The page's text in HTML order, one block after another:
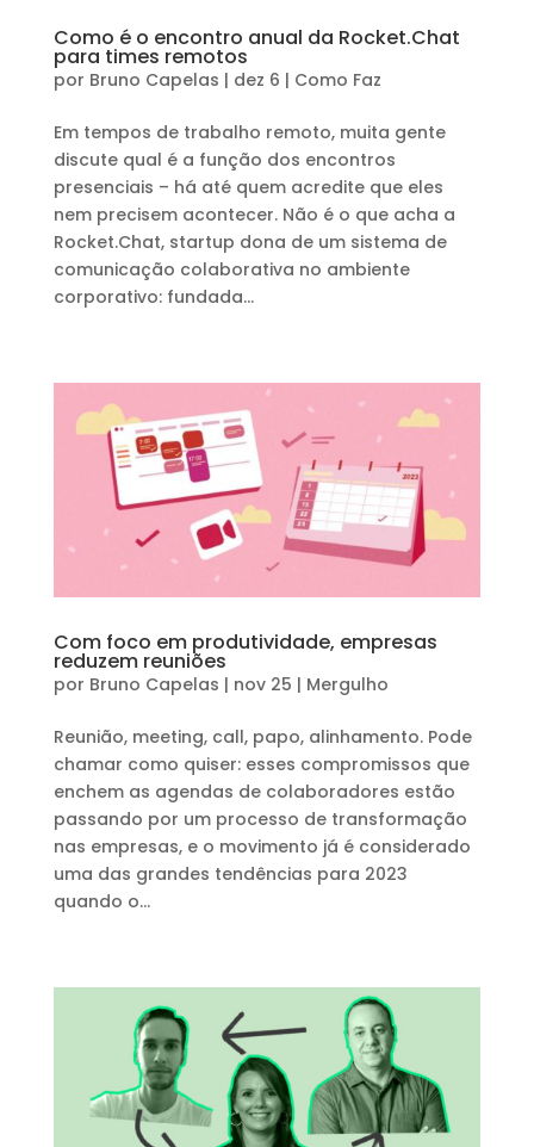
Como é o encontro anual da Rocket.Chat
para times remotos
por Bruno Capelas | dez 6 | Como Faz
Em tempos de trabalho remoto, muita gente
discute qual é a função dos encontros
presenciais – há até quem acredite que eles
nem precisem acontecer. Não é o que acha a
Rocket.Chat, startup dona de um sistema de
comunicação colaborativa no ambiente
corporativo: fundada...
Com foco em produtividade, empresas
reduzem reuniões
por Bruno Capelas | nov 25 | Mergulho
Reunião, meeting, call, papo, alinhamento. Pode
chamar como quiser: esses compromissos que
enchem as agendas de colaboradores estão
passando por um processo de transformação
nas empresas, e o movimento já é considerado
uma das grandes tendências para 2023
quando o...